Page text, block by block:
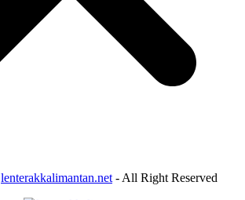
lenterakkalimantan.net - All Right Reserved